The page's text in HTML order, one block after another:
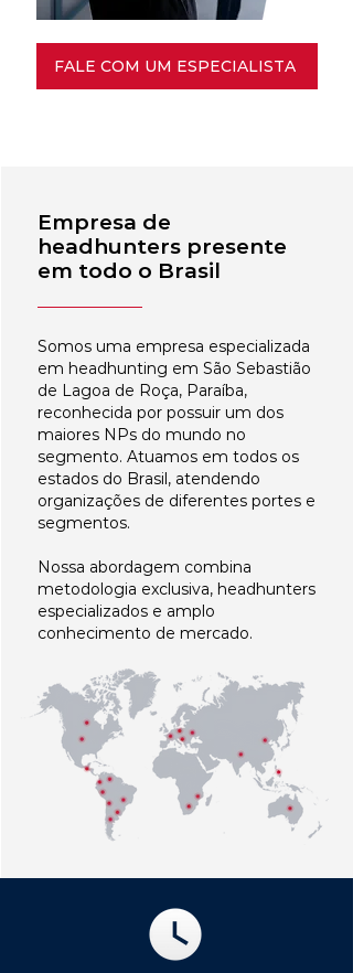
FALE COM UM ESPECIALISTA
Empresa de
headhunters presente
em todo o Brasil
Somos uma empresa especializada
em headhunting em São Sebastião
de Lagoa de Roça, Paraíba,
reconhecida por possuir um dos
maiores NPs do mundo no
segmento. Atuamos em todos os
estados do Brasil, atendendo
organizações de diferentes portes e
segmentos.
Nossa abordagem combina
metodologia exclusiva, headhunters
especializados e amplo
conhecimento de mercado.